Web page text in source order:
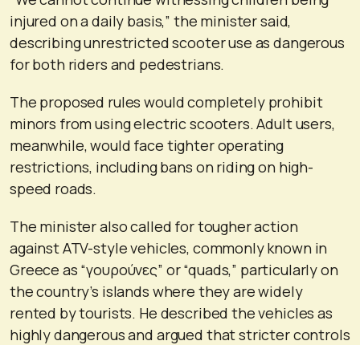
injured on a daily basis,” the minister said,
describing unrestricted scooter use as dangerous
for both riders and pedestrians.
The proposed rules would completely prohibit
minors from using electric scooters. Adult users,
meanwhile, would face tighter operating
restrictions, including bans on riding on high-
speed roads.
The minister also called for tougher action
against ATV-style vehicles, commonly known in
Greece as “γουρούνες” or “quads,” particularly on
the country’s islands where they are widely
rented by tourists. He described the vehicles as
highly dangerous and argued that stricter controls